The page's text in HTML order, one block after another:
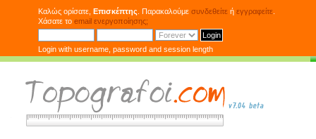
Καλώς ορίσατε, Επισκέπτης . Παρακαλούμε συνδεθείτε ή εγγραφείτε
Χάσατε το email ενεργοποίησης;
Login with username, password and session length